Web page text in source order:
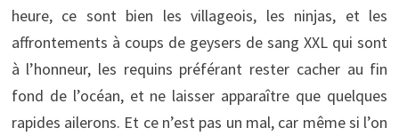
heure, ce sont bien les villageois, les ninjas, et les
affrontements à coups de geysers de sang XXL qui sont
à l’honneur, les requins préférant rester cacher au fin
fond de l’océan, et ne laisser apparaître que quelques
rapides ailerons. Et ce n’est pas un mal, car même si l’on